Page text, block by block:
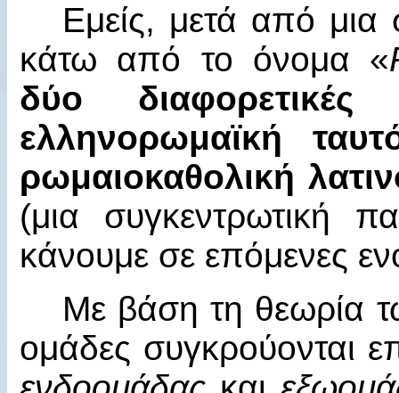
Εμείς, μετά από μια
κάτω από το όνομα «
δύο διαφορετικές
ελληνορωμαϊκή
ρωμαιοκαθολική
(μια συγκεντρωτική
κάνουμε σε επόμενες
Με βάση τη θεωρία
ομάδες συγκρούονται